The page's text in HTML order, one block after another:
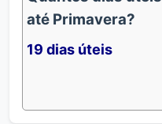
até Primavera?
19 dias úteis